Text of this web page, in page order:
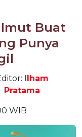
Buat
Punya
Ilham
Pratama
WIB